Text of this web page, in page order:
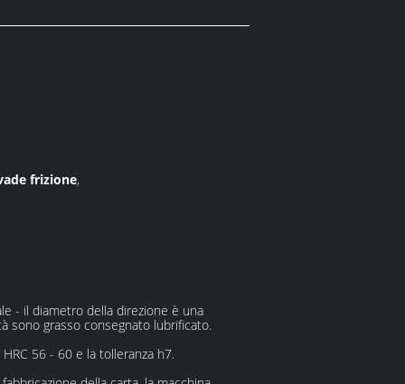
frizione,
- il diametro della direzione è una
sono grasso consegnato lubrificato.
56 - 60 e la tolleranza h7.